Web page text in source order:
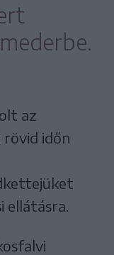
az
rövid időn